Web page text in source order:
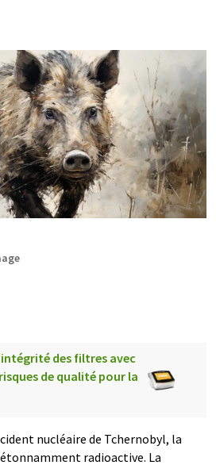
des filtres avec
de qualité pour la
nucléaire de Tchernobyl, la
radioactive. La